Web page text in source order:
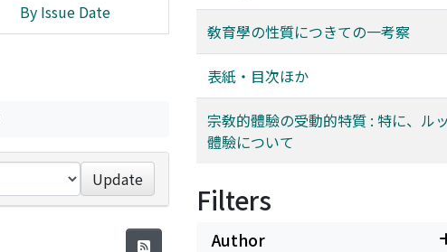
By Issue Date
Update
敎育學の性質につきての一考察
表紙・目次ほか
宗敎的體驗の受動的特質 : 特に、ル
體驗について
Filters
Author